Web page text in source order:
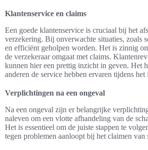
Klantenservice en claims
Een goede klantenservice is cruciaal bij het
verzekering. Bij onverwachte situaties, zoals
en efficiënt geholpen worden. Het is zinnig
de verzekeraar omgaat met claims.
kunnen hier een prettig inzicht in geven. Het
anderen de service hebben ervaren tijdens
Verplichtingen na een ongeval
Na een ongeval zijn er belangrijke
naleven om een vlotte afhandeling van de
Het is essentieel om de juiste stappen te
tegen problemen aanloopt bij het claimen van